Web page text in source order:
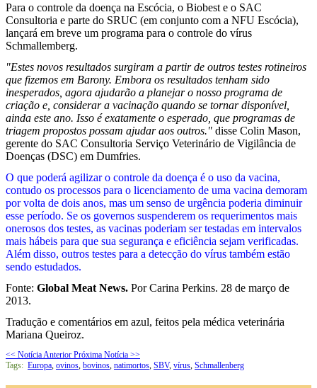
Para o controle da doença na Escócia, o Biobest e o SAC
Consultoria e parte do SRUC (em conjunto com a NFU Escócia),
lançará em breve um programa para o controle do vírus
Schmallemberg.
"Estes novos resultados surgiram a partir de outros testes rotineiros
que fizemos em Barony. Embora os resultados tenham sido
inesperados, agora ajudarão a planejar o nosso programa de
criação e, considerar a vacinação quando se tornar disponível,
ainda este ano. Isso é exatamente o esperado, que programas de
triagem propostos possam ajudar aos outros." disse Colin Mason,
gerente do SAC Consultoria Serviço Veterinário de Vigilância de
Doenças (DSC) em Dumfries.
O que poderá agilizar o controle da doença é o uso da vacina,
contudo os processos para o licenciamento de uma vacina demoram
por volta de dois anos, mas um senso de urgência poderia diminuir
esse período. Se os governos suspenderem os requerimentos mais
onerosos dos testes, as vacinas poderiam ser testadas em intervalos
mais hábeis para que sua segurança e eficiência sejam verificadas.
Além disso, outros testes para a detecção do vírus também estão
sendo estudados.
Fonte: Global Meat News. Por Carina Perkins. 28 de março de
2013.
Tradução e comentários em azul, feitos pela médica veterinária
Mariana Queiroz.
<< Notícia Anterior Próxima Notícia >>
Tags: Europa, ovinos, bovinos, natimortos, SBV, vírus, Schmallenberg